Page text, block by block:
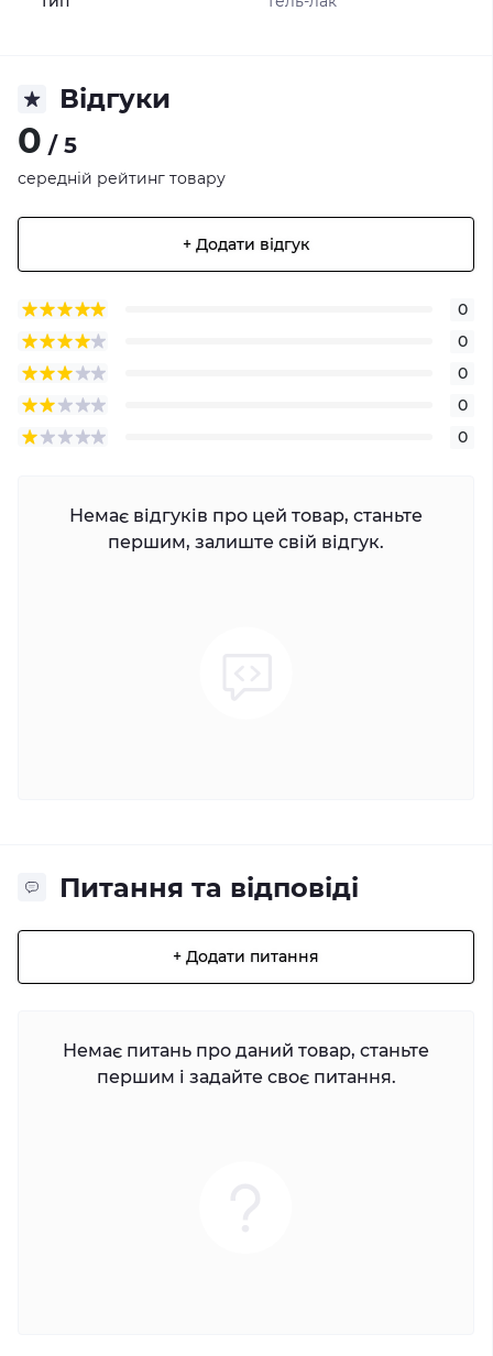
Відгуки
0 / 5
середній рейтинг товару
+ Додати відгук
0
0
0
0
0
Немає відгуків про цей товар, станьте
першим, залиште свій відгук.
Питання та відповіді
+ Додати питання
Немає питань про даний товар, станьте
першим і задайте своє питання.